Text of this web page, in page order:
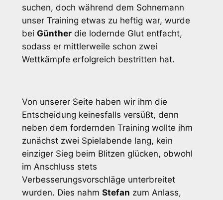
suchen, doch während dem Sohnemann
unser Training etwas zu heftig war, wurde
bei Güntherdie lodernde Glut entfacht,
sodass er mittlerweile schon zwei
Wettkämpfe erfolgreich bestritten hat.
Von unserer Seite haben wir ihm die
Entscheidung keinesfalls versüßt, denn
neben dem fordernden Training wollte ihm
zunächst zwei Spielabende lang, kein
einziger Sieg beim Blitzen glücken, obwohl
im Anschluss stets
Verbesserungsvorschläge unterbreitet
wurden. Dies nahm Stefan zum Anlass,